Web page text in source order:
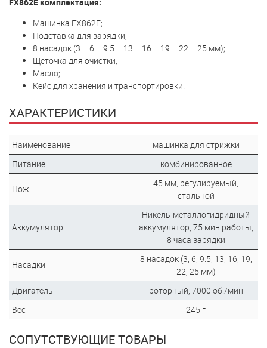
Машинка FX862E;
Подставка для зарядки;
8 насадок (3 – 6 – 9.5 – 13 – 16 – 19 – 22 – 25 мм);
Щеточка для очистки;
Масло;
Кейс для хранения и транспортировки.
ХАРАКТЕРИСТИКИ
Наименование
машинка для стрижки
Питание
комбинированное
Нож
45 мм, регулируемый,
стальной
Аккумулятор
Никель-металлогидридный
аккумулятор, 75 мин работы,
8 часа зарядки
Насадки
8 насадок (3, 6, 9.5, 13, 16, 19,
22, 25 мм)
Двигатель
роторный, 7000 об./мин
Вес
245 г
СОПУТСТВУЮЩИЕ ТОВАРЫ